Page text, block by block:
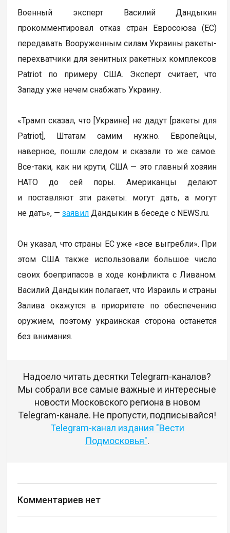
Военный эксперт Василий Дандыкин
прокомментировал отказ стран Евросоюза (ЕС)
передавать Вооруженным силам Украины ракеты-
перехватчики для зенитных ракетных комплексов
Patriot по примеру США. Эксперт считает, что
Западу уже нечем снабжать Украину.
«Трамп сказал, что [Украине] не дадут [ракеты для
Patriot], Штатам самим нужно. Европейцы,
наверное, пошли следом и сказали то же самое.
Все-таки, как ни крути, США — это главный хозяин
НАТО до сей поры. Американцы делают
и поставляют эти ракеты: могут дать, а могут
не дать», —заявил Дандыкин в беседе с NEWS.ru.
Он указал, что страны ЕС уже «все выгребли». При
этом США также использовали большое число
своих боеприпасов в ходе конфликта с Ливаном.
Василий Дандыкин полагает, что Израиль и страны
Залива окажутся в приоритете по обеспечению
оружием, поэтому украинская сторона останется
без внимания.
Надоело читать десятки Telegram-каналов?
Мы собрали все самые важные и интересные
новости Московского региона в новом
Telegram-канале. Не пропусти, подписывайся!
Telegram-канал издания "Вести
Подмосковья".
Комментариев нет